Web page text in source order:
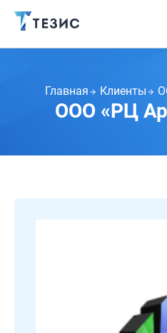
Главная Клиенты
ООО «РЦ